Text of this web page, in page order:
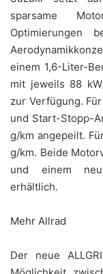
sparsame
Optimierungen
einem 1,6-Liter-
mit jeweils 88
zur Verfügung.
und Start-Stopp-
g/km angepeilt.
g/km. Beide
und einem neu
erhältlich.
Mehr Allrad
Der neue